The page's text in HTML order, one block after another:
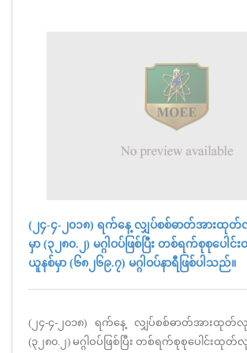
(၂၄-၄-၂၀၁၈) ရက်နေ့ လျှပ်စစ်ဓာတ်အားထုတ်
မှာ (၃၂၈၀.၂) မဂ္ဂါဝပ်ဖြစ်ပြီး တစ်ရက်စုစုပ
ယူနစ်မှာ (၆၈၂၆၉.၇) မဂ္ဂါဝပ်နာရီဖြစ်ပါသည်။
(၂၄-၄-၂၀၁၈) ရက်နေ့ လျှပ်စစ်ဓာတ်အားထုတ်
(၃၂၈၀.၂) မဂ္ဂါဝပ်ဖြစ်ပြီး တစ်ရက်စုစုပေါင်း